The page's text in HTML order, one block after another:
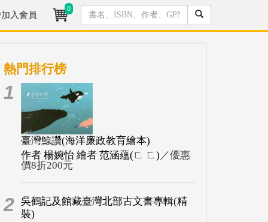
入會員
0
熱門排行榜
1
臺灣鯨讚(海洋廉政教育繪本)
作者 楊婉怡 繪者 范涵蘊(ㄈ ㄈ) ／優惠
價8折200元
2 吳鶴記及館藏臺灣北部古文書專輯(精
裝)